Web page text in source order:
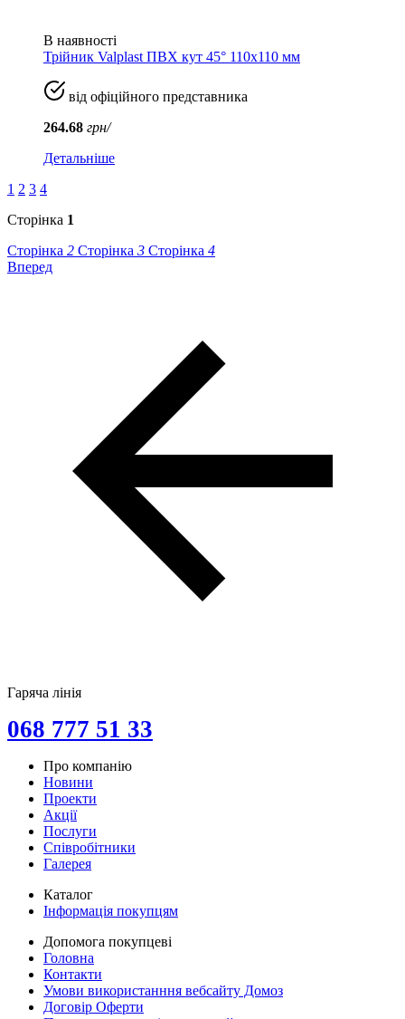
В наявності
Трійник Valplast ПВХ кут 45° 110x110 мм
від офіційного представника
264.68 грн/
Детальніше
1 2 3 4
Сторінка 1
Сторінка 2 Сторінка 3 Сторінка 4
Вперед
Гаряча лінія
068 777 51 33
Про компанію
Новини
Проекти
Акції
Послуги
Співробітники
Галерея
Каталог
Інформація покупцям
Допомога покупцеві
Головна
Контакти
Умови використанння вебсайту Домоз
Договір Оферти